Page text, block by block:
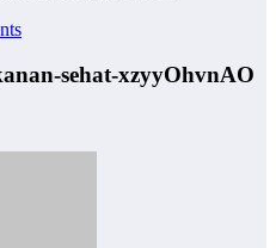
sehat-xzyyOhvnAO